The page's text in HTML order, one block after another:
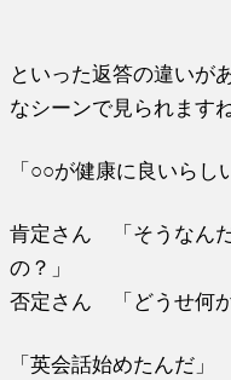
といった返答の違いが
なシーンで見られますね
「○○が健康に良いらし
肯定さん 「そうなん
の？」
否定さん 「どうせ何か
「英会話始めたんだ」